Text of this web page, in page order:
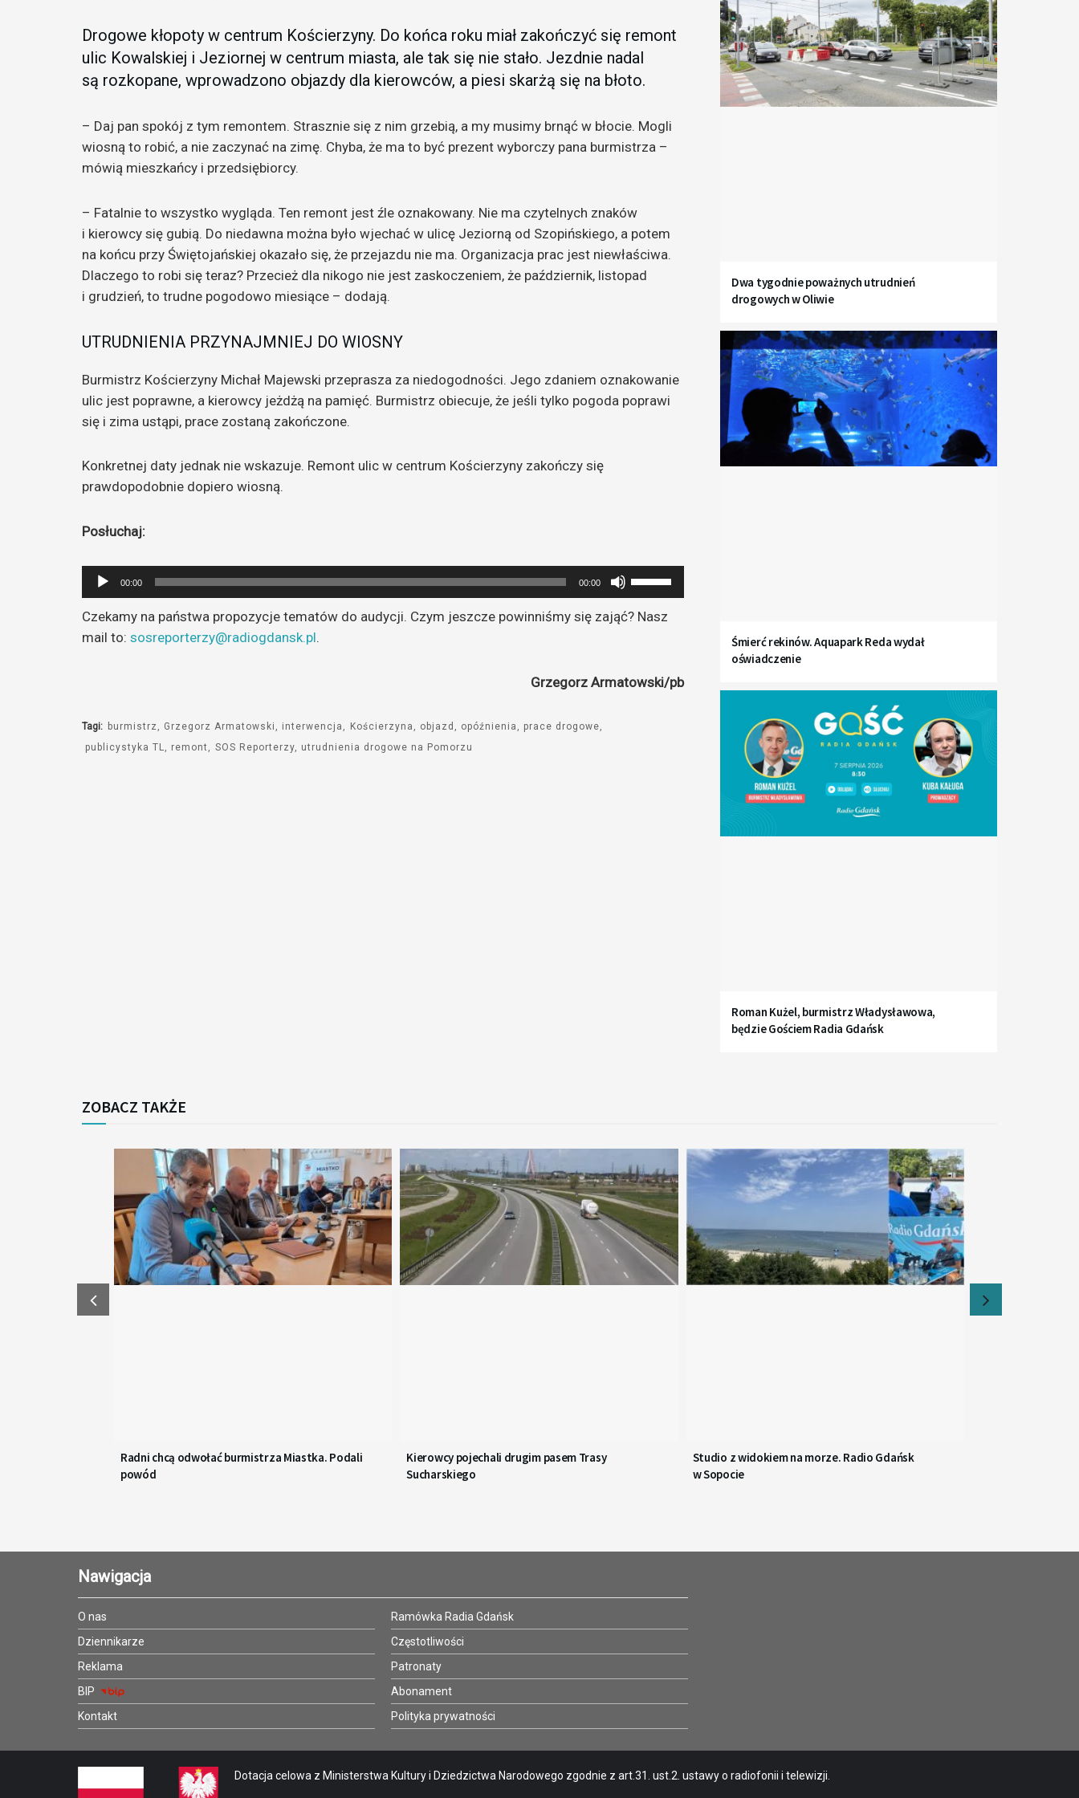
Drogowe kłopoty w centrum Kościerzyny. Do końca roku miał zakończyć się remont
ulic Kowalskiej i Jeziornej w centrum miasta, ale tak się nie stało. Jezdnie nadal
są rozkopane, wprowadzono objazdy dla kierowców, a piesi skarżą się na błoto.
– Daj pan spokój z tym remontem. Strasznie się z nim grzebią, a my musimy brnąć w błocie. Mogli
wiosną to robić, a nie zaczynać na zimę. Chyba, że ma to być prezent wyborczy pana burmistrza –
mówią mieszkańcy i przedsiębiorcy.
– Fatalnie to wszystko wygląda. Ten remont jest źle oznakowany. Nie ma czytelnych znaków
i kierowcy się gubią. Do niedawna można było wjechać w ulicę Jeziorną od Szopińskiego, a potem
na końcu przy Świętojańskiej okazało się, że przejazdu nie ma. Organizacja prac jest niewłaściwa.
Dlaczego to robi się teraz? Przecież dla nikogo nie jest zaskoczeniem, że październik, listopad
i grudzień, to trudne pogodowo miesiące – dodają.
UTRUDNIENIA PRZYNAJMNIEJ DO WIOSNY
Burmistrz Kościerzyny Michał Majewski przeprasza za niedogodności. Jego zdaniem oznakowanie
ulic jest poprawne, a kierowcy jeżdżą na pamięć. Burmistrz obiecuje, że jeśli tylko pogoda poprawi
się i zima ustąpi, prace zostaną zakończone.
Konkretnej daty jednak nie wskazuje. Remont ulic w centrum Kościerzyny zakończy się
prawdopodobnie dopiero wiosną.
Posłuchaj:
Odtwarzacz
plików
dźwiękowych
00:00 00:00
strzałek
do
do
Czekamy na państwa propozycje tematów do audycji. Czym jeszcze powinniśmy się zająć? Nasz
mail to: sosreporterzy@radiogdansk.pl.
Grzegorz Armatowski/pb
Tagi: burmistrz Grzegorz Armatowski interwencja Kościerzyna objazd opóźnienia
prace drogowe
publicystyka TL
remont SOS Reporterzy utrudnienia drogowe na Pomorzu
Dwa tygodnie poważnych utrudnień
drogowych w Oliwie
Śmierć rekinów. Aquapark Reda wydał
oświadczenie
Roman Kużel, burmistrz Władysławowa,
będzie Gościem Radia Gdańsk
ZOBACZ TAKŻE
Radni chcą odwołać burmistrza Miastka. Podali
powód
Kierowcy pojechali drugim pasem Trasy
Sucharskiego
Studio z widokiem na morze. Radio Gdańsk
w Sopocie
Nawigacja
O nas
Dziennikarze
Reklama
BIP
Kontakt
Ramówka Radia Gdańsk
Częstotliwości
Patronaty
Abonament
Polityka prywatności
Dotacja celowa z Ministerstwa Kultury i Dziedzictwa Narodowego zgodnie z art.31. ust.2. ustawy o radiofonii i telewizji.